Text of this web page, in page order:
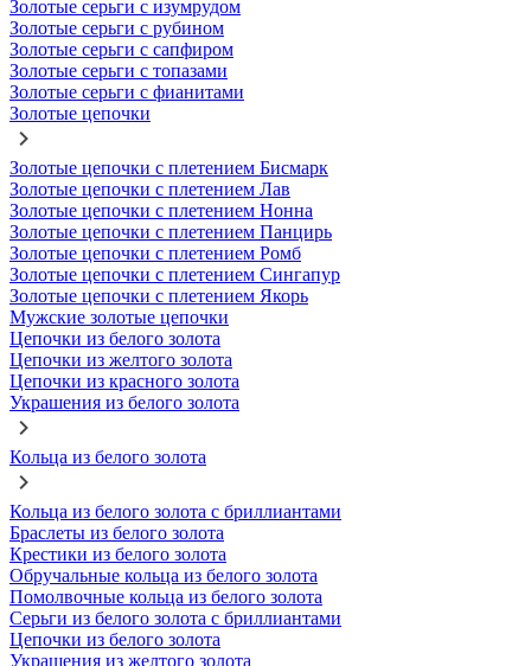
Золотые серьги с изумрудом
Золотые серьги с рубином
Золотые серьги с сапфиром
Золотые серьги с топазами
Золотые серьги с фианитами
Золотые цепочки
Золотые цепочки с плетением Бисмарк
Золотые цепочки с плетением Лав
Золотые цепочки с плетением Нонна
Золотые цепочки с плетением Панцирь
Золотые цепочки с плетением Ромб
Золотые цепочки с плетением Сингапур
Золотые цепочки с плетением Якорь
Мужские золотые цепочки
Цепочки из белого золота
Цепочки из желтого золота
Цепочки из красного золота
Украшения из белого золота
Кольца из белого золота
Кольца из белого золота с бриллиантами
Браслеты из белого золота
Крестики из белого золота
Обручальные кольца из белого золота
Помолвочные кольца из белого золота
Серьги из белого золота с бриллиантами
Цепочки из белого золота
Украшения из желтого золота